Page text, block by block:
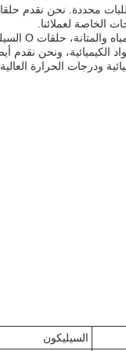
الخاصة لعملائنا.
ودرجات الحرارة العالية.
السيليكون